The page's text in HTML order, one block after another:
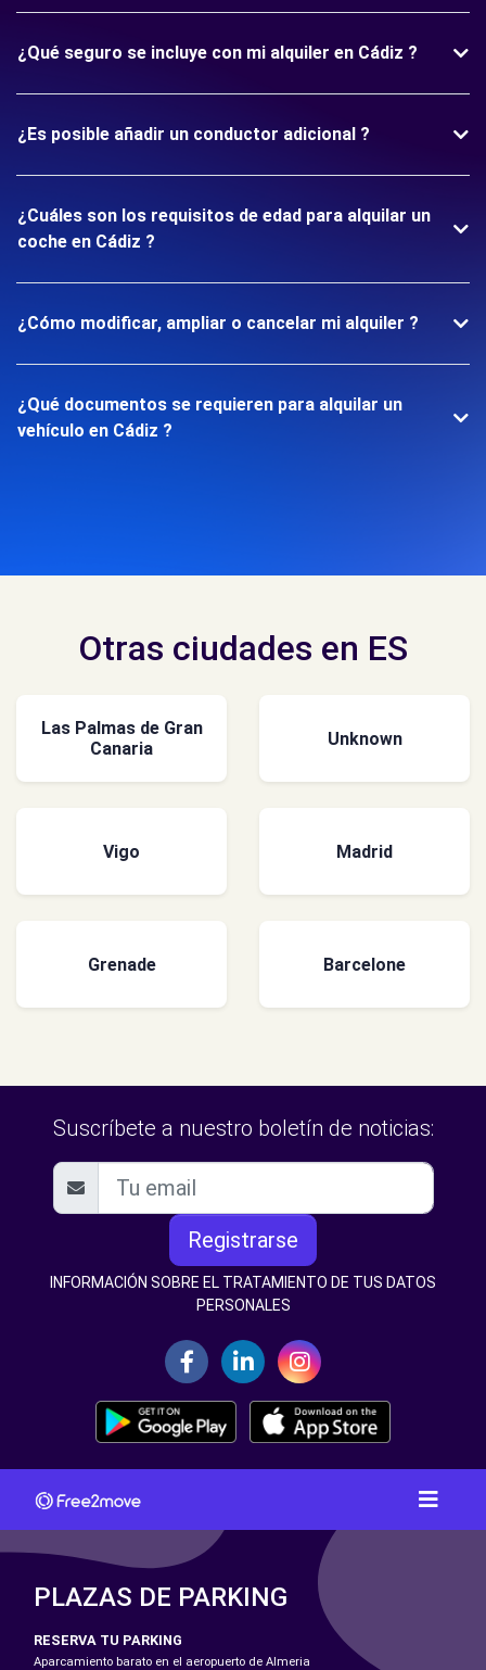
¿Qué seguro se incluye con mi alquiler en Cádiz ?
¿Es posible añadir un conductor adicional ?
¿Cuáles son los requisitos de edad para alquilar un
coche en Cádiz ?
¿Cómo modificar, ampliar o cancelar mi alquiler ?
¿Qué documentos se requieren para alquilar un
vehículo en Cádiz ?
Otras ciudades en ES
Las Palmas de Gran
Canaria
Unknown
Vigo Madrid
Grenade Barcelone
Suscríbete a nuestro boletín de noticias:
Registrarse
INFORMACIÓN SOBRE EL TRATAMIENTO DE TUS DATOS
PERSONALES
PLAZAS DE PARKING
RESERVA TU PARKING
Aparcamiento barato en el aeropuerto de Almeria